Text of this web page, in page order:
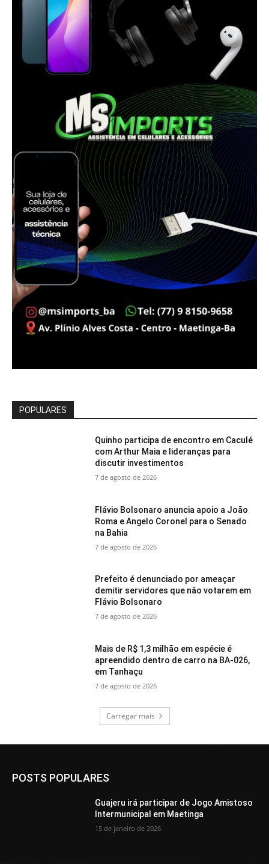
POPULARES
Quinho participa de encontro em Caculé
com Arthur Maia e lideranças para
discutir investimentos
7 de agosto de 2026
Flávio Bolsonaro anuncia apoio a João
Roma e Angelo Coronel para o Senado
na Bahia
7 de agosto de 2026
Prefeito é denunciado por ameaçar
demitir servidores que não votarem em
Flávio Bolsonaro
7 de agosto de 2026
Mais de R$ 1,3 milhão em espécie é
apreendido dentro de carro na BA-026,
em Tanhaçu
7 de agosto de 2026
Carregar mais
POSTS POPULARES
Guajeru irá participar de Jogo Amistoso
Intermunicipal em Maetinga
15 de janeiro de 2026